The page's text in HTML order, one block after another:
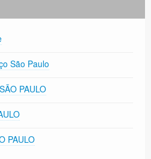
São Paulo
PAULO
PAULO